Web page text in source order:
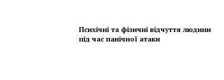
Психічні та фізичні відчуття людини
під час панічної атаки